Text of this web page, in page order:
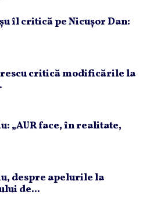
îl critică pe Nicuşor Dan:
critică modificările la
„AUR face, în realitate,
despre apelurile la
de...